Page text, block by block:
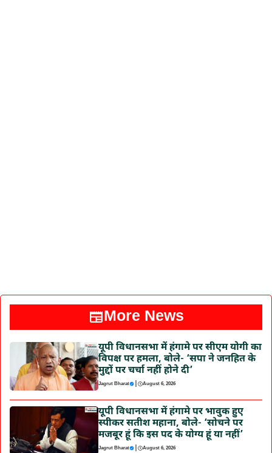
More News
यूपी विधानसभा में हंगामे पर सीएम योगी का
विपक्ष पर हमला, बोले- ‘सपा ने जनहित के
मुद्दों पर चर्चा नहीं होने दी’
Jagrut Bharat | August 6, 2026
यूपी विधानसभा में हंगामे पर भावुक हुए
स्पीकर सतीश महाना, बोले- ‘सोचने पर
मजबूर हूं कि इस पद के योग्य हूं या नहीं’
Jagrut Bharat | August 6, 2026